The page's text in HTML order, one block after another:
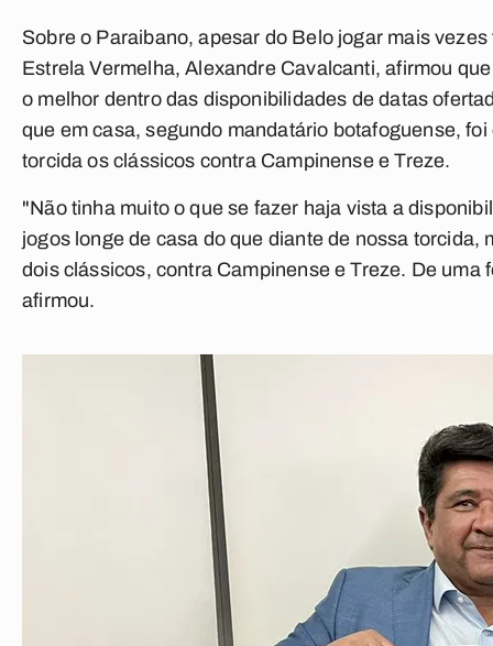
Sobre o Paraibano, apesar do Belo jogar mais
Estrela Vermelha, Alexandre Cavalcanti, afirmou
o melhor dentro das disponibilidades de datas
que em casa, segundo mandatário botafoguense,
torcida os clássicos contra Campinense e Treze.
"Não tinha muito o que se fazer haja vista a
jogos longe de casa do que diante de nossa
dois clássicos, contra Campinense e Treze. De
afirmou.